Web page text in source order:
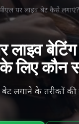
पर लाइव बेट कैसे लगाएं?
लाइव
लिए कौन
लगाने के तरीकों की